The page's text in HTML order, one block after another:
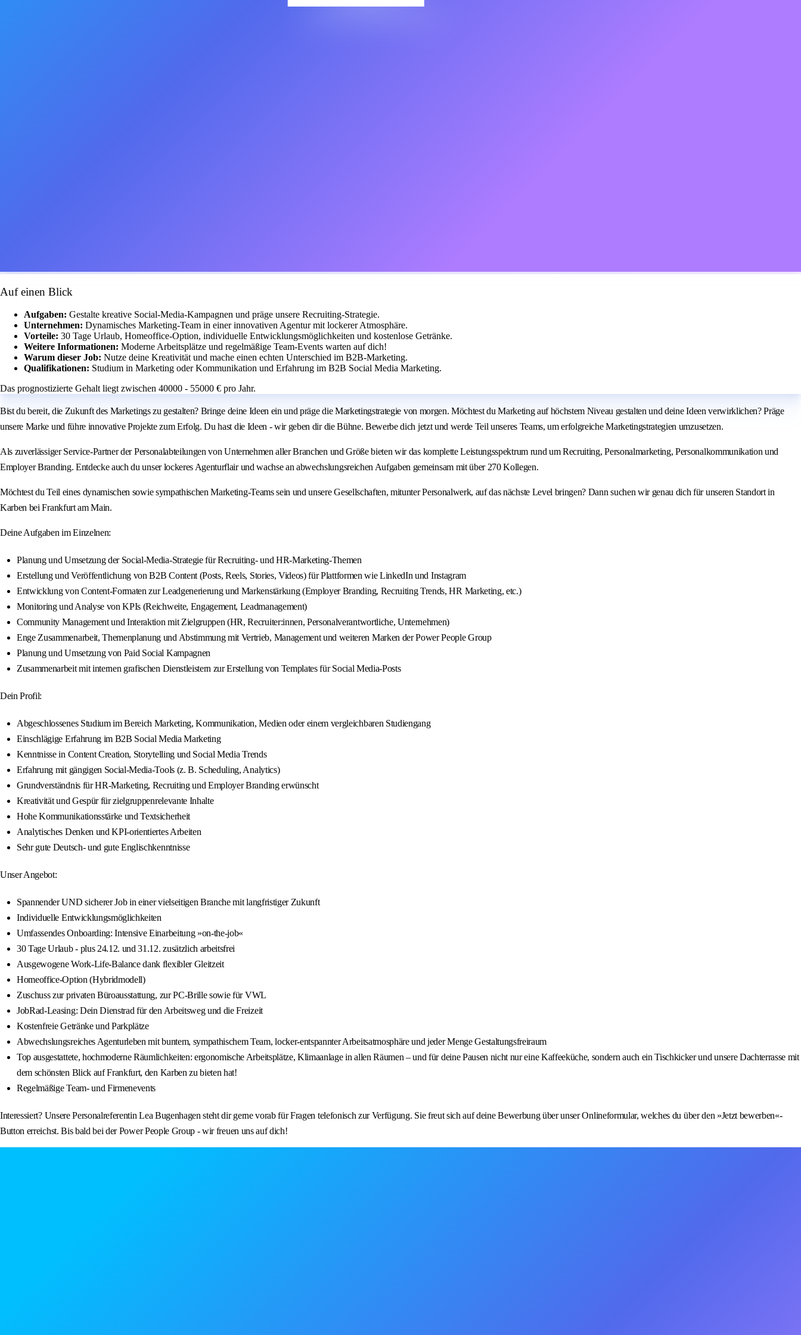
Auf einen Blick
Aufgaben: Gestalte kreative Social-Media-Kampagnen und präge unsere Recruiting-Strategie.
Unternehmen: Dynamisches Marketing-Team in einer innovativen Agentur mit lockerer Atmosphäre.
Vorteile: 30 Tage Urlaub, Homeoffice-Option, individuelle Entwicklungsmöglichkeiten und kostenlose Getränke.
Weitere Informationen: Moderne Arbeitsplätze und regelmäßige Team-Events warten auf dich!
Warum dieser Job: Nutze deine Kreativität und mache einen echten Unterschied im B2B-Marketing.
Qualifikationen: Studium in Marketing oder Kommunikation und Erfahrung im B2B Social Media Marketing.
Das prognostizierte Gehalt liegt zwischen 40000 - 55000 € pro Jahr.
Bist du bereit, die Zukunft des Marketings zu gestalten? Bringe deine Ideen ein und präge die Marketingstrategie von morgen. Möchtest du Marketing auf höchstem Niveau gestalten und deine Ideen verwirklichen? Präge
unsere Marke und führe innovative Projekte zum Erfolg. Du hast die Ideen - wir geben dir die Bühne. Bewerbe dich jetzt und werde Teil unseres Teams, um erfolgreiche Marketingstrategien umzusetzen.
Als zuverlässiger Service-Partner der Personalabteilungen von Unternehmen aller Branchen und Größe bieten wir das komplette Leistungsspektrum rund um Recruiting, Personalmarketing, Personalkommunikation und
Employer Branding. Entdecke auch du unser lockeres Agenturflair und wachse an abwechslungsreichen Aufgaben gemeinsam mit über 270 Kollegen.
Möchtest du Teil eines dynamischen sowie sympathischen Marketing-Teams sein und unsere Gesellschaften, mitunter Personalwerk, auf das nächste Level bringen? Dann suchen wir genau dich für unseren Standort in
Karben bei Frankfurt am Main.
Deine Aufgaben im Einzelnen:
Planung und Umsetzung der Social-Media-Strategie für Recruiting- und HR-Marketing-Themen
Erstellung und Veröffentlichung von B2B Content (Posts, Reels, Stories, Videos) für Plattformen wie LinkedIn und Instagram
Entwicklung von Content-Formaten zur Leadgenerierung und Markenstärkung (Employer Branding, Recruiting Trends, HR Marketing, etc.)
Monitoring und Analyse von KPIs (Reichweite, Engagement, Leadmanagement)
Community Management und Interaktion mit Zielgruppen (HR, Recruiter:innen, Personalverantwortliche, Unternehmen)
Enge Zusammenarbeit, Themenplanung und Abstimmung mit Vertrieb, Management und weiteren Marken der Power People Group
Planung und Umsetzung von Paid Social Kampagnen
Zusammenarbeit mit internen grafischen Dienstleistern zur Erstellung von Templates für Social Media-Posts
Dein Profil:
Abgeschlossenes Studium im Bereich Marketing, Kommunikation, Medien oder einem vergleichbaren Studiengang
Einschlägige Erfahrung im B2B Social Media Marketing
Kenntnisse in Content Creation, Storytelling und Social Media Trends
Erfahrung mit gängigen Social-Media-Tools (z. B. Scheduling, Analytics)
Grundverständnis für HR-Marketing, Recruiting und Employer Branding erwünscht
Kreativität und Gespür für zielgruppenrelevante Inhalte
Hohe Kommunikationsstärke und Textsicherheit
Analytisches Denken und KPI-orientiertes Arbeiten
Sehr gute Deutsch- und gute Englischkenntnisse
Unser Angebot:
Spannender UND sicherer Job in einer vielseitigen Branche mit langfristiger Zukunft
Individuelle Entwicklungsmöglichkeiten
Umfassendes Onboarding: Intensive Einarbeitung »on-the-job«
30 Tage Urlaub - plus 24.12. und 31.12. zusätzlich arbeitsfrei
Ausgewogene Work-Life-Balance dank flexibler Gleitzeit
Homeoffice-Option (Hybridmodell)
Zuschuss zur privaten Büroausstattung, zur PC-Brille sowie für VWL
JobRad-Leasing: Dein Dienstrad für den Arbeitsweg und die Freizeit
Kostenfreie Getränke und Parkplätze
Abwechslungsreiches Agenturleben mit buntem, sympathischem Team, locker-entspannter Arbeitsatmosphäre und jeder Menge Gestaltungsfreiraum
Top ausgestattete, hochmoderne Räumlichkeiten: ergonomische Arbeitsplätze, Klimaanlage in allen Räumen – und für deine Pausen nicht nur eine Kaffeeküche, sondern auch ein Tischkicker und unsere Dachterrasse mit
dem schönsten Blick auf Frankfurt, den Karben zu bieten hat!
Regelmäßige Team- und Firmenevents
Interessiert? Unsere Personalreferentin Lea Bugenhagen steht dir gerne vorab für Fragen telefonisch zur Verfügung. Sie freut sich auf deine Bewerbung über unser Onlineformular, welches du über den »Jetzt bewerben«-
Button erreichst. Bis bald bei der Power People Group - wir freuen uns auf dich!